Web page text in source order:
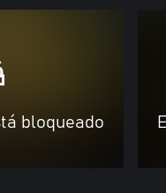
bloqueado